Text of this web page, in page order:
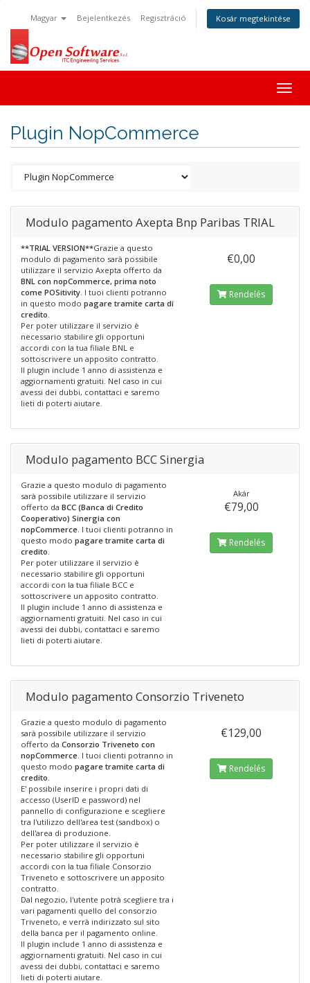
Magyar Bejelentkezés Regisztráció Kosár megtekintése
Plugin NopCommerce
Modulo pagamento Axepta Bnp Paribas TRIAL
**TRIAL VERSION**Grazie a questo
modulo di pagamento sarà possibile
utilizzare il servizio Axepta offerto da
BNL con nopCommerce, prima noto
come POSitivity. I tuoi clienti potranno
in questo modo pagare tramite carta di
credito.
Per poter utilizzare il servizio è
necessario stabilire gli opportuni
accordi con la tua filiale BNL e
sottoscrivere un apposito contratto.
Il plugin include 1 anno di assistenza e
aggiornamenti gratuiti. Nel caso in cui
avessi dei dubbi, contattaci e saremo
lieti di poterti aiutare.
€0,00
Rendelés
Modulo pagamento BCC Sinergia
Grazie a questo modulo di pagamento
sarà possibile utilizzare il servizio
offerto da BCC (Banca di Credito
Cooperativo) Sinergia con
nopCommerce. I tuoi clienti potranno in
questo modo pagare tramite carta di
credito.
Per poter utilizzare il servizio è
necessario stabilire gli opportuni
accordi con la tua filiale BCC e
sottoscrivere un apposito contratto.
Il plugin include 1 anno di assistenza e
aggiornamenti gratuiti. Nel caso in cui
avessi dei dubbi, contattaci e saremo
lieti di poterti aiutare.
Akár
€79,00
Rendelés
Modulo pagamento Consorzio Triveneto
Grazie a questo modulo di pagamento
sarà possibile utilizzare il servizio
offerto da Consorzio Triveneto con
nopCommerce. I tuoi clienti potranno in
questo modo pagare tramite carta di
credito.
E' possibile inserire i propri dati di
accesso (UserID e password) nel
pannello di configurazione e scegliere
tra l'utilizzo dell'area test (sandbox) o
dell'area di produzione.
Per poter utilizzare il servizio è
necessario stabilire gli opportuni
accordi con la tua filiale Consorzio
Triveneto e sottoscrivere un apposito
contratto.
Dal negozio, l'utente potrà scegliere tra i
vari pagamenti quello del consorzio
Triveneto, e verrà indirizzato sul sito
della banca per il pagamento online.
Il plugin include 1 anno di assistenza e
aggiornamenti gratuiti. Nel caso in cui
avessi dei dubbi, contattaci e saremo
lieti di poterti aiutare.
€129,00
Rendelés